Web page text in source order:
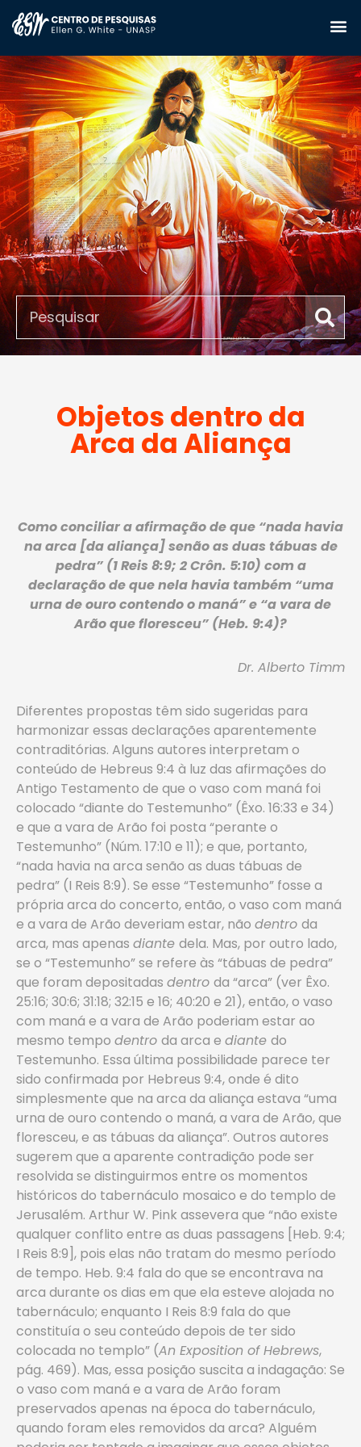
Objetos dentro da
Arca da Aliança
Como conciliar a afirmação de que “nada havia
na arca [da aliança] senão as duas tábuas de
pedra” (1 Reis 8:9; 2 Crôn. 5:10) com a
declaração de que nela havia também “uma
urna de ouro contendo o maná” e “a vara de
Arão que floresceu” (Heb. 9:4)?
Dr. Alberto Timm
Diferentes propostas têm sido sugeridas para
harmonizar essas declarações aparentemente
contraditórias. Alguns autores interpretam o
conteúdo de Hebreus 9:4 à luz das afirmações do
Antigo Testamento de que o vaso com maná foi
colocado “diante do Testemunho” (Êxo. 16:33 e 34)
e que a vara de Arão foi posta “perante o
Testemunho” (Núm. 17:10 e 11); e que, portanto,
“nada havia na arca senão as duas tábuas de
pedra” (I Reis 8:9). Se esse “Testemunho” fosse a
própria arca do concerto, então, o vaso com maná
e a vara de Arão deveriam estar, não dentro da
arca, mas apenas diante dela. Mas, por outro lado,
se o “Testemunho” se refere às “tábuas de pedra”
que foram depositadas dentro da “arca” (ver Êxo.
25:16; 30:6; 31:18; 32:15 e 16; 40:20 e 21), então, o vaso
com maná e a vara de Arão poderiam estar ao
mesmo tempo dentro da arca e diante do
Testemunho. Essa última possibilidade parece ter
sido confirmada por Hebreus 9:4, onde é dito
simplesmente que na arca da aliança estava “uma
urna de ouro contendo o maná, a vara de Arão, que
floresceu, e as tábuas da aliança”. Outros autores
sugerem que a aparente contradição pode ser
resolvida se distinguirmos entre os momentos
históricos do tabernáculo mosaico e do templo de
Jerusalém. Arthur W. Pink assevera que “não existe
qualquer conflito entre as duas passagens [Heb. 9:4;
I Reis 8:9], pois elas não tratam do mesmo período
de tempo. Heb. 9:4 fala do que se encontrava na
arca durante os dias em que ela esteve alojada no
tabernáculo; enquanto I Reis 8:9 fala do que
constituía o seu conteúdo depois de ter sido
colocada no templo” (An Exposition of Hebrews,
pág. 469). Mas, essa posição suscita a indagação: Se
o vaso com maná e a vara de Arão foram
preservados apenas na época do tabernáculo,
quando foram eles removidos da arca? Alguém